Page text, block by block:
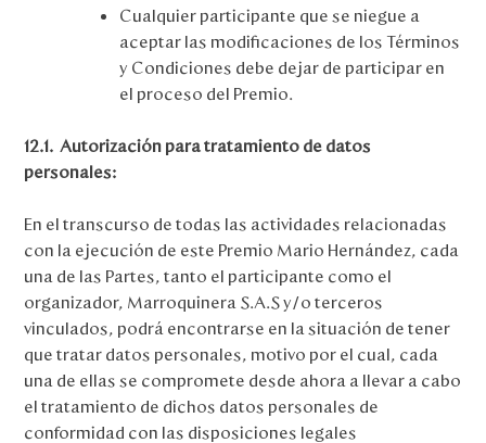
Cualquier participante que se niegue a
aceptar las modificaciones de los Términos
y Condiciones debe dejar de participar en
el proceso del Premio.
12.1. Autorización para tratamiento de datos
personales:
En el transcurso de todas las actividades relacionadas
con la ejecución de este Premio Mario Hernández, cada
una de las Partes, tanto el participante como el
organizador, Marroquinera S.A.S y/o terceros
vinculados, podrá encontrarse en la situación de tener
que tratar datos personales, motivo por el cual, cada
una de ellas se compromete desde ahora a llevar a cabo
el tratamiento de dichos datos personales de
conformidad con las disposiciones legales